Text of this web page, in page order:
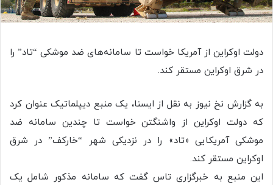
دولت اوکراین از آمریکا خواست تا سامانه‌های ضد موشکی “تاد” را
در شرق اوکراین مستقر کند.
به گزارش نخ نیوز به نقل از ایسنا، یک منبع دیپلماتیک عنوان کرد
که دولت اوکراین از واشنگتن خواست تا چندین سامانه ضد
موشکی آمریکایی «تاد» را در نزدیکی شهر “خارکف” در شرق
اوکراین مستقر کند.
این منبع به خبرگزاری تاس گفت که سامانه مذکور شامل یک